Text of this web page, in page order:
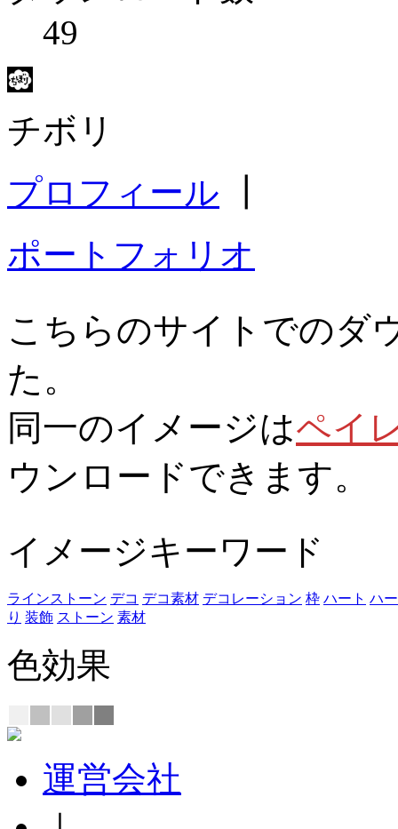
49
チボリ
プロフィール
ポートフォリオ
こちらのサイトでのダ
た。
同一のイメージはペイ
ウンロードできます。
イメージキーワード
ラインストーン デコ デコ素材 デコレーション 枠 ハート ハ
り 装飾 ストーン 素材
色効果
運営会社